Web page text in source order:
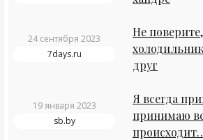
24 сентября 2023
7days.ru
Не
друг
19 января 2023
sb.by
Я всегда
принимаю